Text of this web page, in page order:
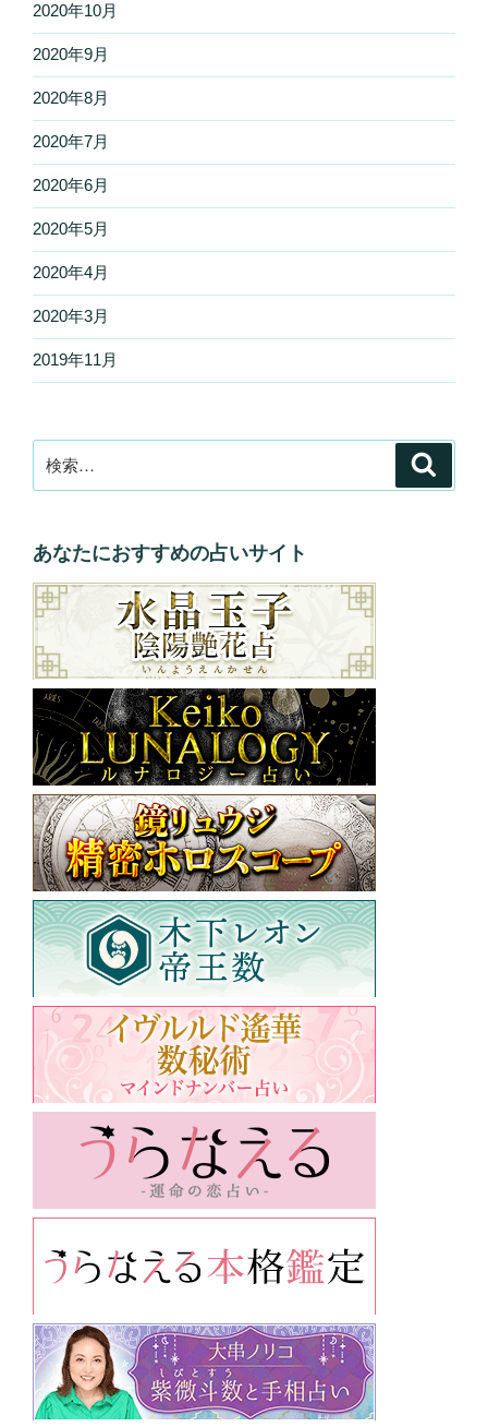
2020年10月
2020年9月
2020年8月
2020年7月
2020年6月
2020年5月
2020年4月
2020年3月
2019年11月
索:
あなたにおすすめの占いサイト